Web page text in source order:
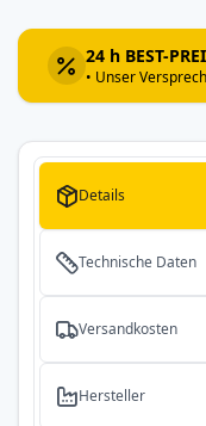
24 h BEST-
• Unser
Details
Technische Daten
Versandkosten
Hersteller